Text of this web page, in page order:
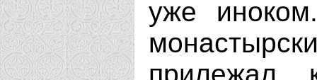
уже